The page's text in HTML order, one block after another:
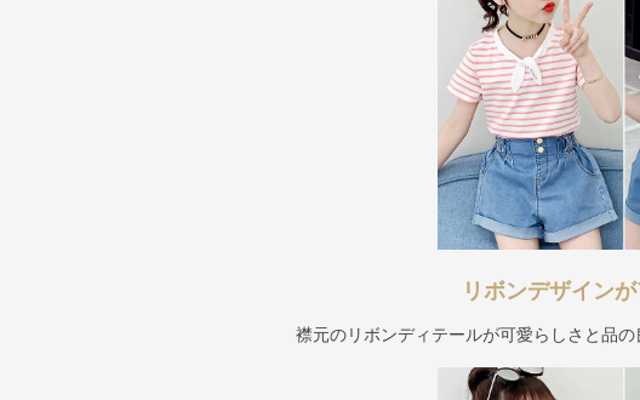
リボンデザイン
襟元のリボンディテールが可愛らしさと品の